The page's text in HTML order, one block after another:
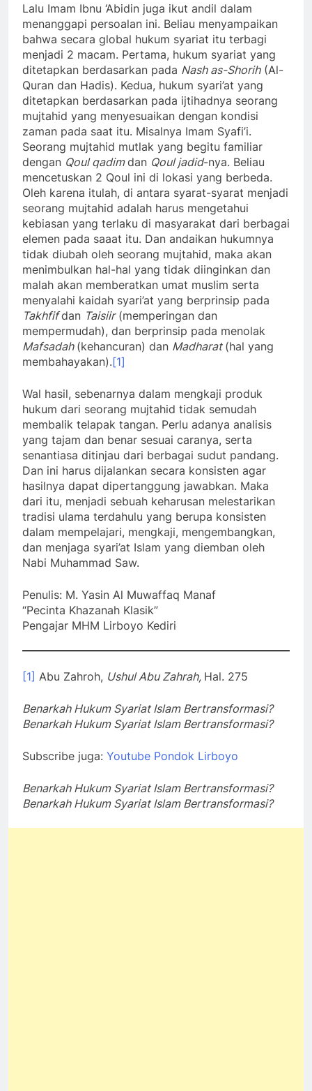
Lalu Imam Ibnu ‘Abidin juga ikut andil dalam
menanggapi persoalan ini. Beliau menyampaikan
bahwa secara global hukum syariat itu terbagi
menjadi 2 macam. Pertama, hukum syariat yang
ditetapkan berdasarkan pada Nash as-Shorih(Al-
Quran dan Hadis). Kedua, hukum syari’at yang
ditetapkan berdasarkan pada ijtihadnya seorang
mujtahid yang menyesuaikan dengan kondisi
zaman pada saat itu. Misalnya Imam Syafi’i.
Seorang mujtahid mutlak yang begitu familiar
dengan Qoul qadimdan Qoul jadid-nya. Beliau
mencetuskan 2 Qoul ini di lokasi yang berbeda.
Oleh karena itulah, di antara syarat-syarat menjadi
seorang mujtahid adalah harus mengetahui
kebiasan yang terlaku di masyarakat dari berbagai
elemen pada saaat itu. Dan andaikan hukumnya
tidak diubah oleh seorang mujtahid, maka akan
menimbulkan hal-hal yang tidak diinginkan dan
malah akan memberatkan umat muslim serta
menyalahi kaidah syari’at yang berprinsip pada
Takhfifdan Taisiir(memperingan dan
mempermudah), dan berprinsip pada menolak
Mafsadah (kehancuran) dan Madharat (hal yang
membahayakan).[1]
Wal hasil, sebenarnya dalam mengkaji produk
hukum dari seorang mujtahid tidak semudah
membalik telapak tangan. Perlu adanya analisis
yang tajam dan benar sesuai caranya, serta
senantiasa ditinjau dari berbagai sudut pandang.
Dan ini harus dijalankan secara konsisten agar
hasilnya dapat dipertanggung jawabkan. Maka
dari itu, menjadi sebuah keharusan melestarikan
tradisi ulama terdahulu yang berupa konsisten
dalam mempelajari, mengkaji, mengembangkan,
dan menjaga syari’at Islam yang diemban oleh
Nabi Muhammad Saw.
Penulis: M. Yasin Al Muwaffaq Manaf
“Pecinta Khazanah Klasik”
Pengajar MHM Lirboyo Kediri
[1] Abu Zahroh, Ushul Abu Zahrah, Hal. 275
Benarkah Hukum Syariat Islam Bertransformasi?
Benarkah Hukum Syariat Islam Bertransformasi?
Subscribe juga: Youtube Pondok Lirboyo
Benarkah Hukum Syariat Islam Bertransformasi?
Benarkah Hukum Syariat Islam Bertransformasi?